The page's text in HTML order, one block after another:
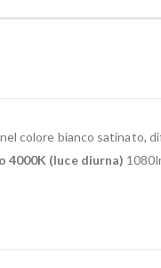
colore bianco satinato,
4000K (luce diurna)